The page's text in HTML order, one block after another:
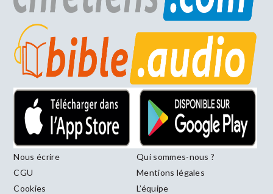
Nous écrire
Qui sommes-nous ?
CGU
Mentions légales
Cookies
L’équipe